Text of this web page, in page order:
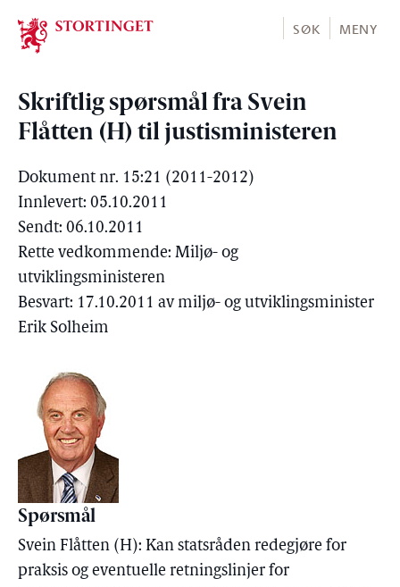
Stortinget.no
SØK MENY
Skriftlig spørsmål fra Svein
Flåtten (H) til justisministeren
Dokument nr. 15:21 (2011-2012)
Innlevert: 05.10.2011
Sendt: 06.10.2011
Rette vedkommende: Miljø- og
utviklingsministeren
Besvart: 17.10.2011 av miljø- og utviklingsminister
Erik Solheim
Spørsmål
Svein Flåtten (H): Kan statsråden redegjøre for
praksis og eventuelle retningslinjer for